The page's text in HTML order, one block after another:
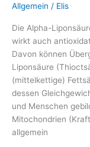
Allgemein / Elis
Die Alpha-
wirkt auch
Davon können
Liponsäure
(mittelkettige)
dessen
und Menschen
Mitochondrien
allgemein